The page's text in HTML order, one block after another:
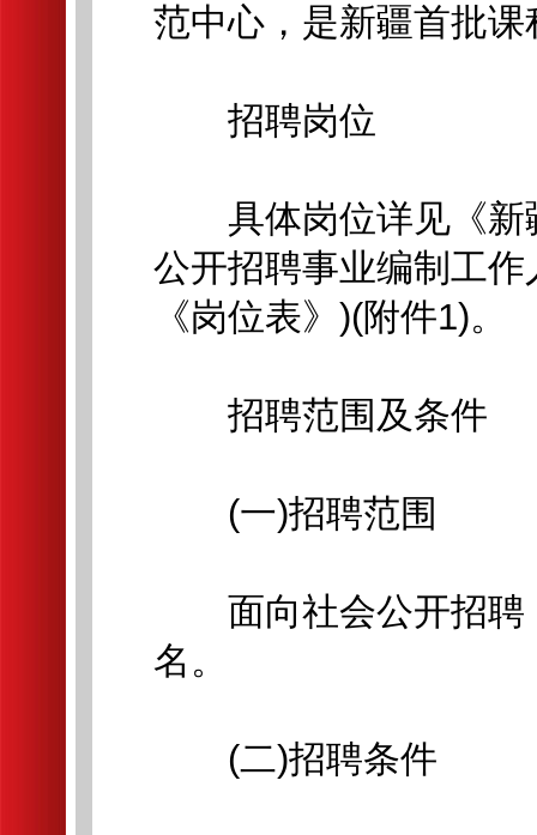
范中心，是新疆首批
招聘岗位
具体岗位详见《新
公开招聘事业编制工
《岗位表》)(附件1)。
招聘范围及条件
(一)招聘范围
面向社会公开招聘
名。
(二)招聘条件